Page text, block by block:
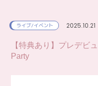
ライブ/イベント 2025.10.21
【特典あり】プレデビ
Party